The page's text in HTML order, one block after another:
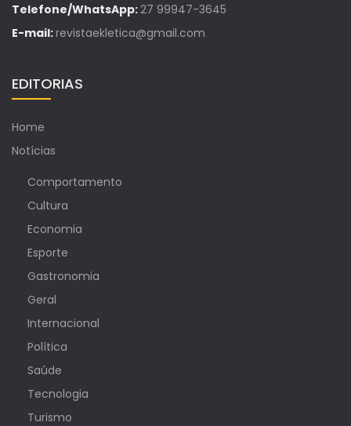
Telefone/WhatsApp:27 99947-3645
E-mail:revistaekletica@gmail.com
EDITORIAS
Home
Notícias
Comportamento
Cultura
Economia
Esporte
Gastronomia
Geral
Internacional
Política
Saúde
Tecnologia
Turismo